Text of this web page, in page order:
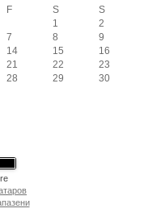
F S
S
1
2
7 8
9
14 15
16
21 22
23
28 29
30